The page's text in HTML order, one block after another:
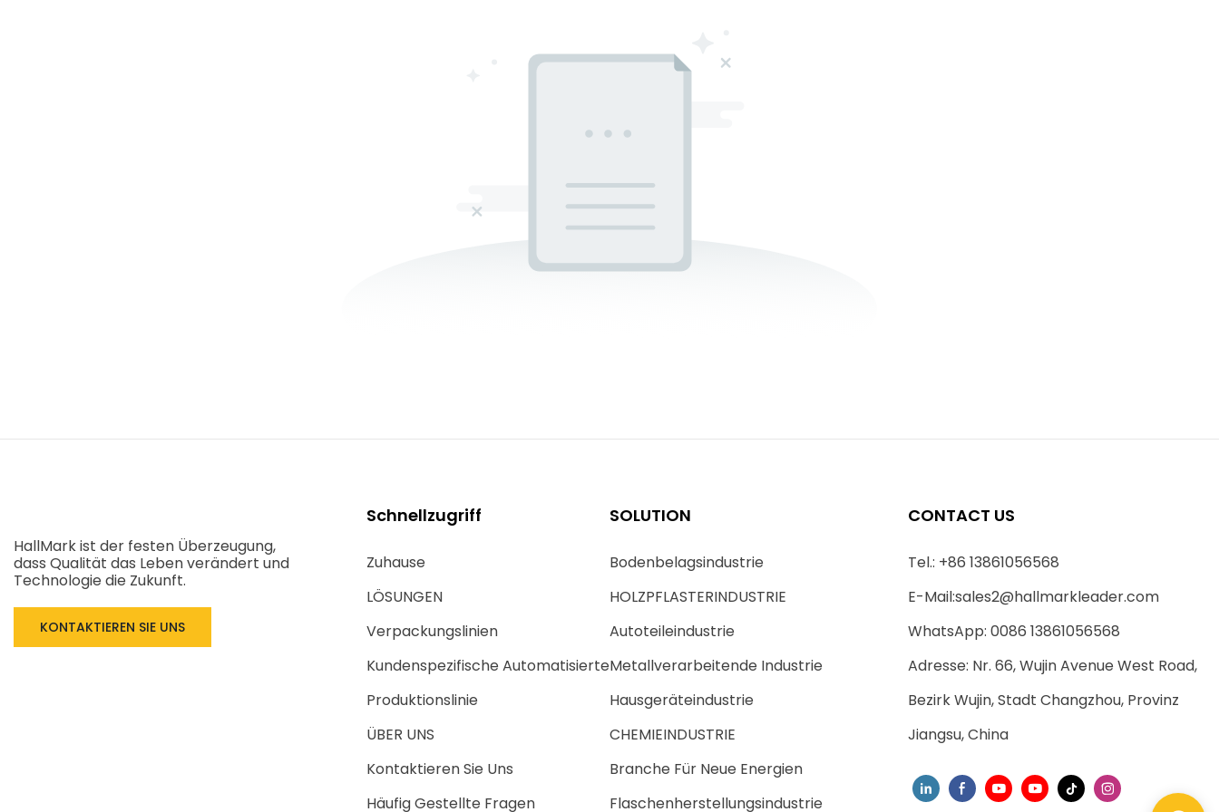
HallMark ist der festen Überzeugung,
dass Qualität das Leben verändert und
Technologie die Zukunft.
KONTAKTIEREN SIE UNS
Schnellzugriff
Zuhause
LÖSUNGEN
Verpackungslinien
Kundenspezifische Automatisierte
Produktionslinie
ÜBER UNS
Kontaktieren Sie Uns
Häufig Gestellte Fragen
SOLUTION
Bodenbelagsindustrie
HOLZPFLASTERINDUSTRIE
Autoteileindustrie
Metallverarbeitende Industrie
Hausgeräteindustrie
CHEMIEINDUSTRIE
Branche Für Neue Energien
Flaschenherstellungsindustrie
CONTACT US
Tel.: +86 13861056568
E-Mail:sales2@hallmarkleader.com
WhatsApp: 0086 13861056568
Adresse: Nr. 66, Wujin Avenue West Road,
Bezirk Wujin, Stadt Changzhou, Provinz
Jiangsu, China